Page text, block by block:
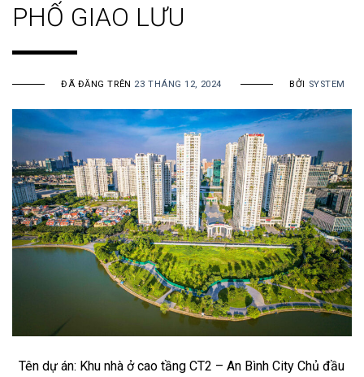
PHỐ GIAO LƯU
ĐÃ ĐĂNG TRÊN 23 THÁNG 12, 2024 BỞI SYSTEM
Tên dự án: Khu nhà ở cao tầng CT2 – An Bình City Chủ đầu